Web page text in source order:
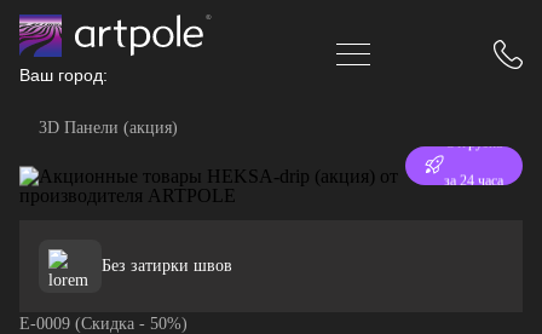
Ваш город:
3D Панели (акция)
Без затирки швов
E-0009 (Скидка - 50%)